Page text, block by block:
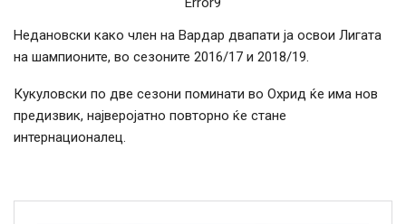
Недановски како член на Вардар двапати ја освои Лигата
на шампионите, во сезоните 2016/17 и 2018/19.
Кукуловски по две сезони поминати во Охрид ќе има нов
предизвик, најверојатно повторно ќе стане
интернационалец.